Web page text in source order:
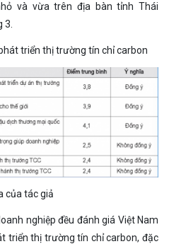
và vừa trên địa bàn tỉnh Thái
3.
triển thị trường tín chỉ carbon
của tác giả
nghiệp đều đánh giá Việt Nam
triển thị trường tín chỉ carbon, đặc